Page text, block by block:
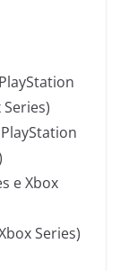
e Xbox
Series)